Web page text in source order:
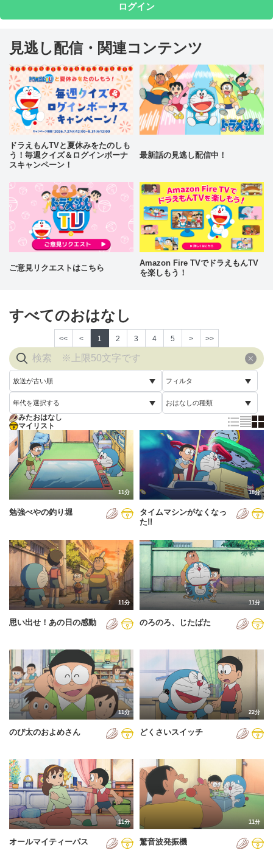
ログイン
見逃し配信・関連コンテンツ
ドラえもんTVと夏休みをたのしも
う！毎週クイズ＆ログインボーナ
スキャンペーン！
最新話の見逃し配信中！
ご意見リクエストはこちら
Amazon Fire TVでドラえもんTV
を楽しもう！
すべてのおはなし
<< < 1 2 3 4 5 > >>
放送が古い順
放送が古い順
放送が新しい順
配信が古い順
配信が新しい順
あいうえお順(降順)
動画が長い順
動画が短い順
フィルタ
すべて
未視聴
年代を選択する
すべて
2005年
2006年
2007年
2008年
2011年
2012年
2013年
2014年
2015年
2016年
2017年
2019年
2020年
2021年
2022年
おはなしの種類
通常回
誕生日スペシャル
みたおはなし
マイリスト
11分
勉強べやの釣り堀
18分
タイムマシンがなくなっ
た!!
11分
思い出せ！あの日の感動
11分
のろのろ、じたばた
11分
のび太のおよめさん
22分
どくさいスイッチ
11分
オールマイティーパス
11分
驚音波発振機